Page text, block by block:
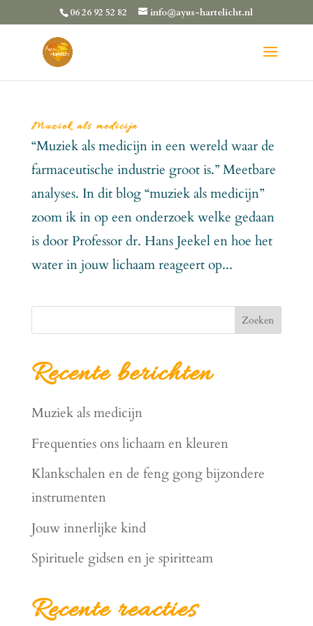
06 26 92 52 82 info@ayus-hartelicht.nl
Muziek als medicijn
“Muziek als medicijn in een wereld waar de
farmaceutische industrie groot is.” Meetbare
analyses. In dit blog “muziek als medicijn”
zoom ik in op een onderzoek welke gedaan
is door Professor dr. Hans Jeekel en hoe het
water in jouw lichaam reageert op...
Zoeken
Recente berichten
Muziek als medicijn
Frequenties ons lichaam en kleuren
Klankschalen en de feng gong bijzondere
instrumenten
Jouw innerlijke kind
Spirituele gidsen en je spiritteam
Recente reacties